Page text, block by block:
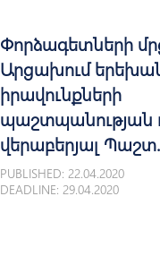
Փորձագետների
Արցախում
իրավունքների
պաշտպանության
վերաբերյալ
PUBLISHED: 22.04.2020
DEADLINE: 29.04.2020